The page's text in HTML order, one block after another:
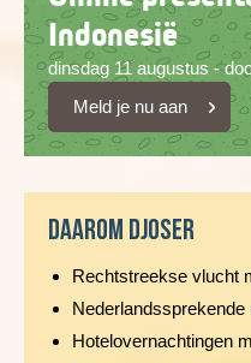
Indonesië
dinsdag 11 augustus -
Meld je nu aan
Daarom Djoser
Rechtstreekse vlucht
Nederlandssprekende
Hotelovernachtingen